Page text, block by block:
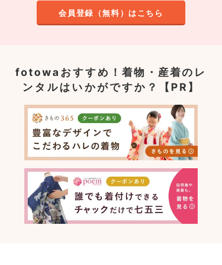
会員登録（無料）はこちら
fotowaおすすめ！着物・産着のレ
ンタルはいかがですか？【PR】